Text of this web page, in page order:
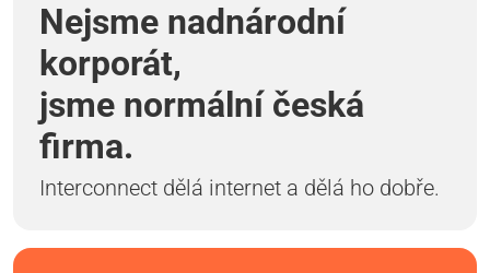
Nejsme nadnárodní
korporát,
jsme normální česká
firma.
Interconnect dělá internet a dělá ho dobře.